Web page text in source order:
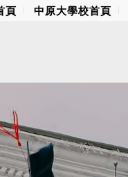
頁 中原大學校首頁